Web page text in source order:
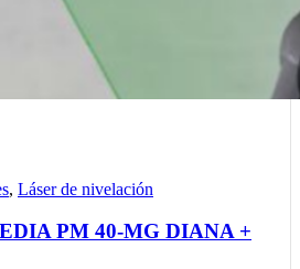
, Láser de nivelación
PM 40-MG DIANA +